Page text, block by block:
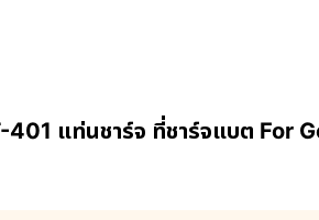
แท่นชาร์จ ที่ชาร์จแบต For